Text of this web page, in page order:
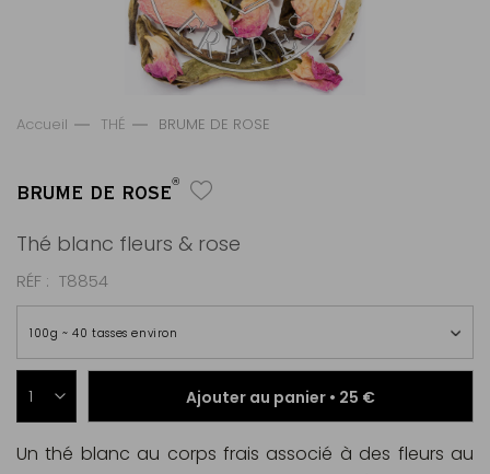
Accueil THÉ BRUME DE ROSE
BRUME DE ROSE®
Thé blanc fleurs & rose
RÉF T8854
100g ~ 40 tasses environ
Ajouter au panier • 25 €
Un thé blanc au corps frais associé à des fleurs au